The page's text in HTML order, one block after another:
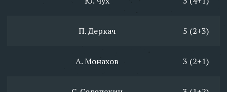
П. Деркач 5 (2+3)
А. Монахов 3 (2+1)